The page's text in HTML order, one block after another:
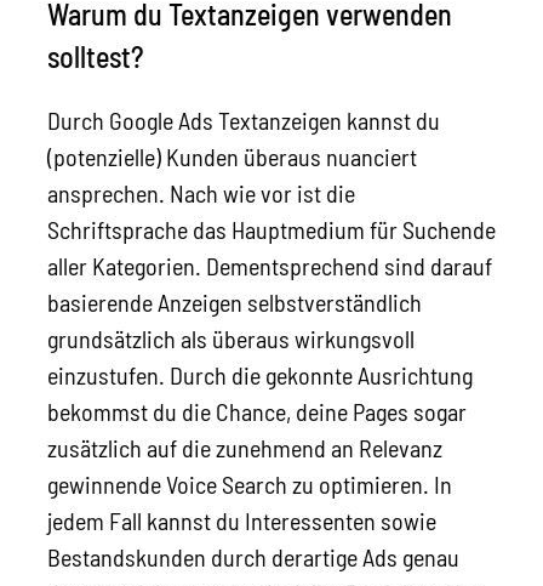
Warum du Textanzeigen verwenden
solltest?
Durch Google Ads Textanzeigen kannst du
(potenzielle) Kunden überaus nuanciert
ansprechen. Nach wie vor ist die
Schriftsprache das Hauptmedium für Suchende
aller Kategorien. Dementsprechend sind darauf
basierende Anzeigen selbstverständlich
grundsätzlich als überaus wirkungsvoll
einzustufen. Durch die gekonnte Ausrichtung
bekommst du die Chance, deine Pages sogar
zusätzlich auf die zunehmend an Relevanz
gewinnende Voice Search zu optimieren. In
jedem Fall kannst du Interessenten sowie
Bestandskunden durch derartige Ads genau